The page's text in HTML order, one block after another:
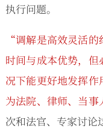
执行问题。
“调解是高效灵活
时间与成本优势，
况下能更好地发挥
为法院、律师、当
次和法官、专家讨论